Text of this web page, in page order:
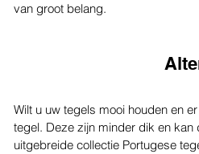
van groot belang.
Wilt u uw tegels mooi houden en
tegel. Deze zijn minder dik en
uitgebreide collectie Portugese